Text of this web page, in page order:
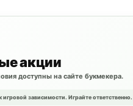
акции
доступны на сайте букмекера.
зависимости. Играйте ответственно.